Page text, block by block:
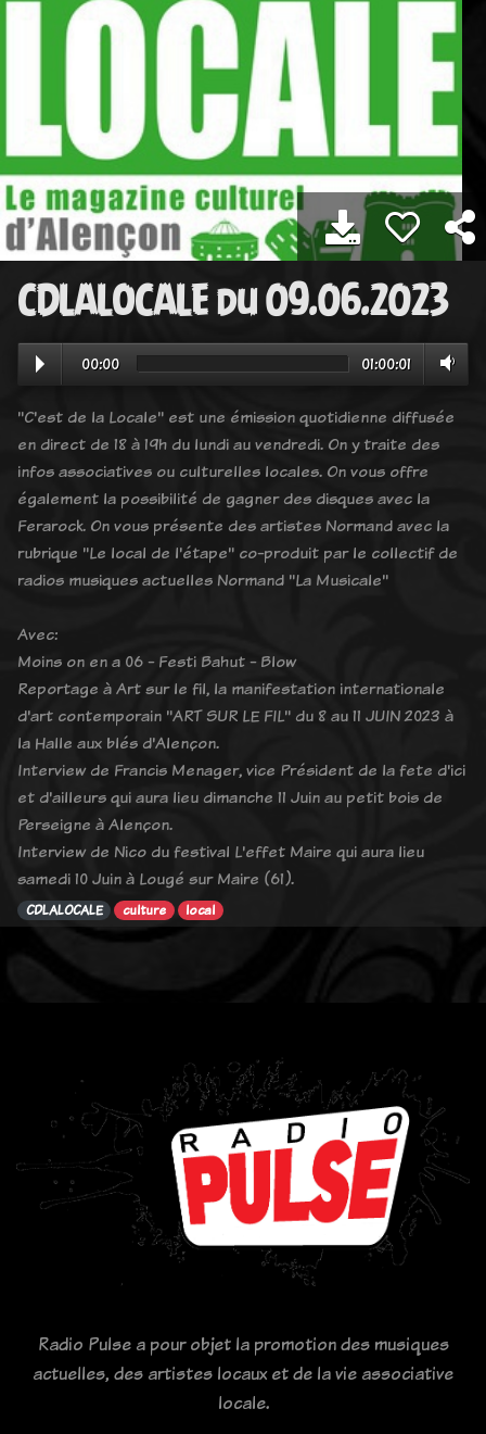
CDLALOCALE du 09.06.2023
00:00 01:00:01
"C'est de la Locale" est une émission quotidienne diffusée
en direct de 18 à 19h du lundi au vendredi. On y traite des
infos associatives ou culturelles locales. On vous offre
également la possibilité de gagner des disques avec la
Ferarock. On vous présente des artistes Normand avec la
rubrique "Le local de l'étape" co-produit par le collectif de
radios musiques actuelles Normand "La Musicale"
Avec:
Moins on en a 06 - Festi Bahut - Blow
Reportage à Art sur le fil, la manifestation internationale
d'art contemporain "ART SUR LE FIL" du 8 au 11 JUIN 2023 à
la Halle aux blés d'Alençon.
Interview de Francis Menager, vice Président de la fete d'ici
et d'ailleurs qui aura lieu dimanche 11 Juin au petit bois de
Perseigne à Alençon.
Interview de Nico du festival L'effet Maire qui aura lieu
samedi 10 Juin à Lougé sur Maire (61).
CDLALOCALE culture local
Radio Pulse a pour objet la promotion des musiques
actuelles, des artistes locaux et de la vie associative
locale.